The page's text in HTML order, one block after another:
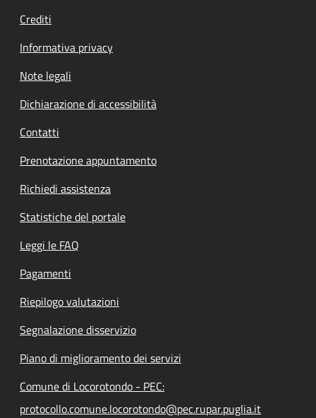
Crediti
Informativa privacy
Note legali
Dichiarazione di accessibilità
Contatti
Prenotazione appuntamento
Richiedi assistenza
Statistiche del portale
Leggi le FAQ
Pagamenti
Riepilogo valutazioni
Segnalazione disservizio
Piano di miglioramento dei servizi
Comune di Locorotondo - PEC:
protocollo.comune.locorotondo@pec.rupar.puglia.it